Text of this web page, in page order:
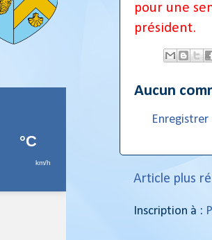
pour une
président.
Aucun
Article plus
Inscription à :